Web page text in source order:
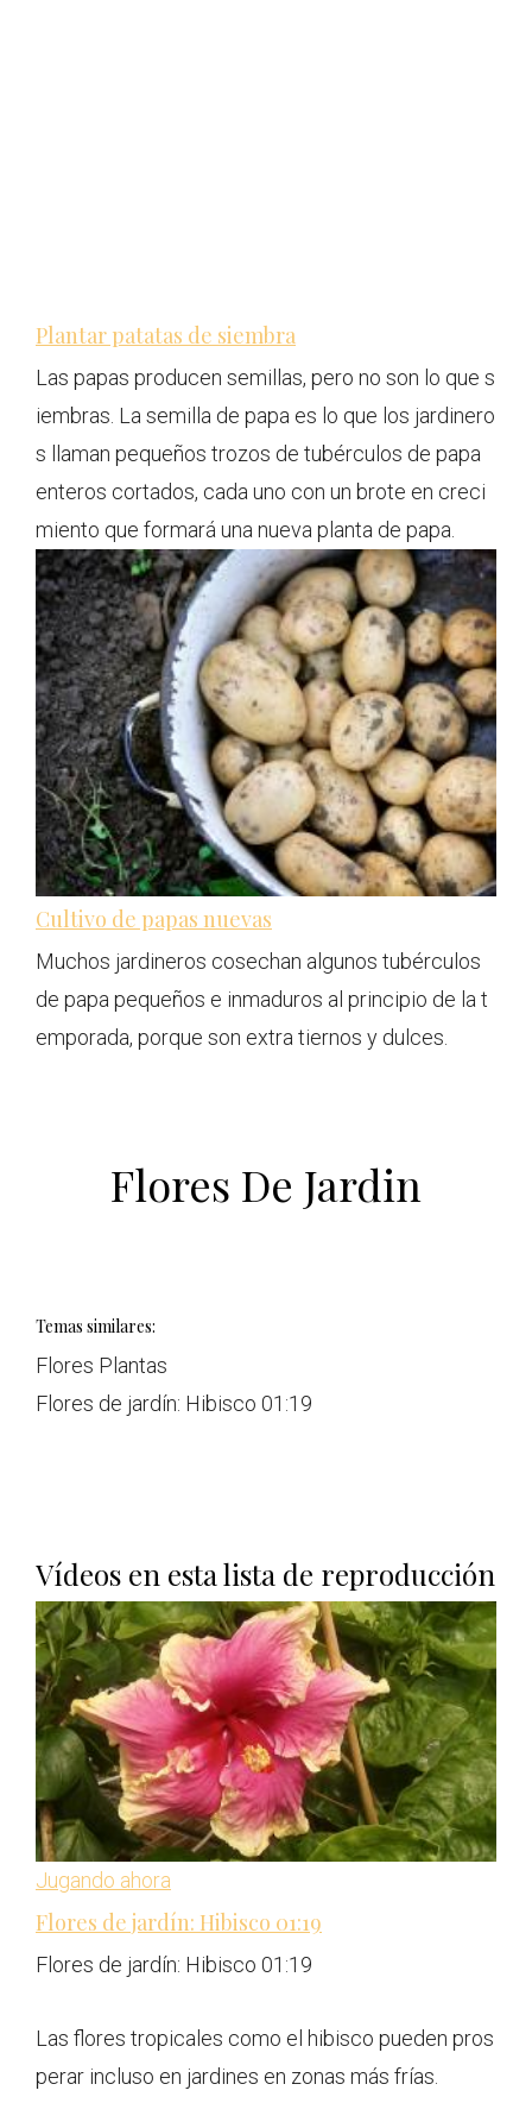
Plantar patatas de siembra
Las papas producen semillas, pero no son lo que s
iembras. La semilla de papa es lo que los jardinero
s llaman pequeños trozos de tubérculos de papa
enteros cortados, cada uno con un brote en creci
miento que formará una nueva planta de papa.
Cultivo de papas nuevas
Muchos jardineros cosechan algunos tubérculos
de papa pequeños e inmaduros al principio de la t
emporada, porque son extra tiernos y dulces.
Flores De Jardin
Temas similares:
Flores Plantas
Flores de jardín: Hibisco 01:19
Vídeos en esta lista de reproducción
Jugando ahora
Flores de jardín: Hibisco 01:19
Flores de jardín: Hibisco 01:19
Las flores tropicales como el hibisco pueden pros
perar incluso en jardines en zonas más frías.